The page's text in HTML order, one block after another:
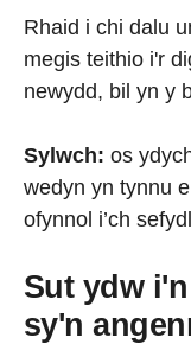
Rhaid i chi dalu
megis teithio i'r
newydd, bil yn y
Sylwch: os
wedyn yn tynnu
ofynnol i’ch
Sut ydw
sy'n